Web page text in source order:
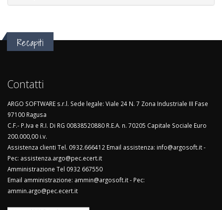
Recapiti
Contatti
ARGO SOFTWARE s.r.l. Sede legale: Viale 24 N. 7 Zona Industriale III Fase
97100 Ragusa
C.F.- P.Iva e R.I. Di RG 00838520880 R.E.A. n. 70205 Capitale Sociale Euro
200.000,00 i.v.
Assistenza clienti Tel. 0932.666412 Email assistenza: info@argosoft.it -
Pec: assistenza.argo@pec.ecert.it
Amministrazione Tel 0932 667550
Email amministrazione: ammin@argosoft.it - Pec:
ammin.argo@pec.ecert.it